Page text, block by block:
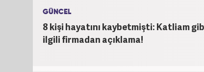
GÜNCEL
8 kişi hayatını kaybetmişti: Katliam
ilgili firmadan açıklama!